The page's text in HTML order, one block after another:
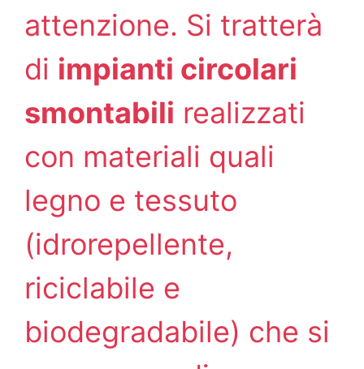
attenzione. Si tratterà
di impianti circolari
smontabili realizzati
con materiali quali
legno e tessuto
(idrorepellente,
riciclabile e
biodegradabile) che si